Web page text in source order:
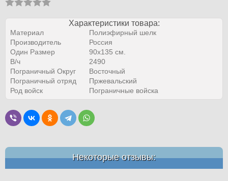
Характеристики товара:
Материал
Полиэфирный шелк
Производитель
Россия
Один Размер
90х135 см.
В/ч
2490
Пограничный Округ
Восточный
Пограничный отряд
Пржевальский
Род войск
Пограничные войска
Некоторые отзывы: